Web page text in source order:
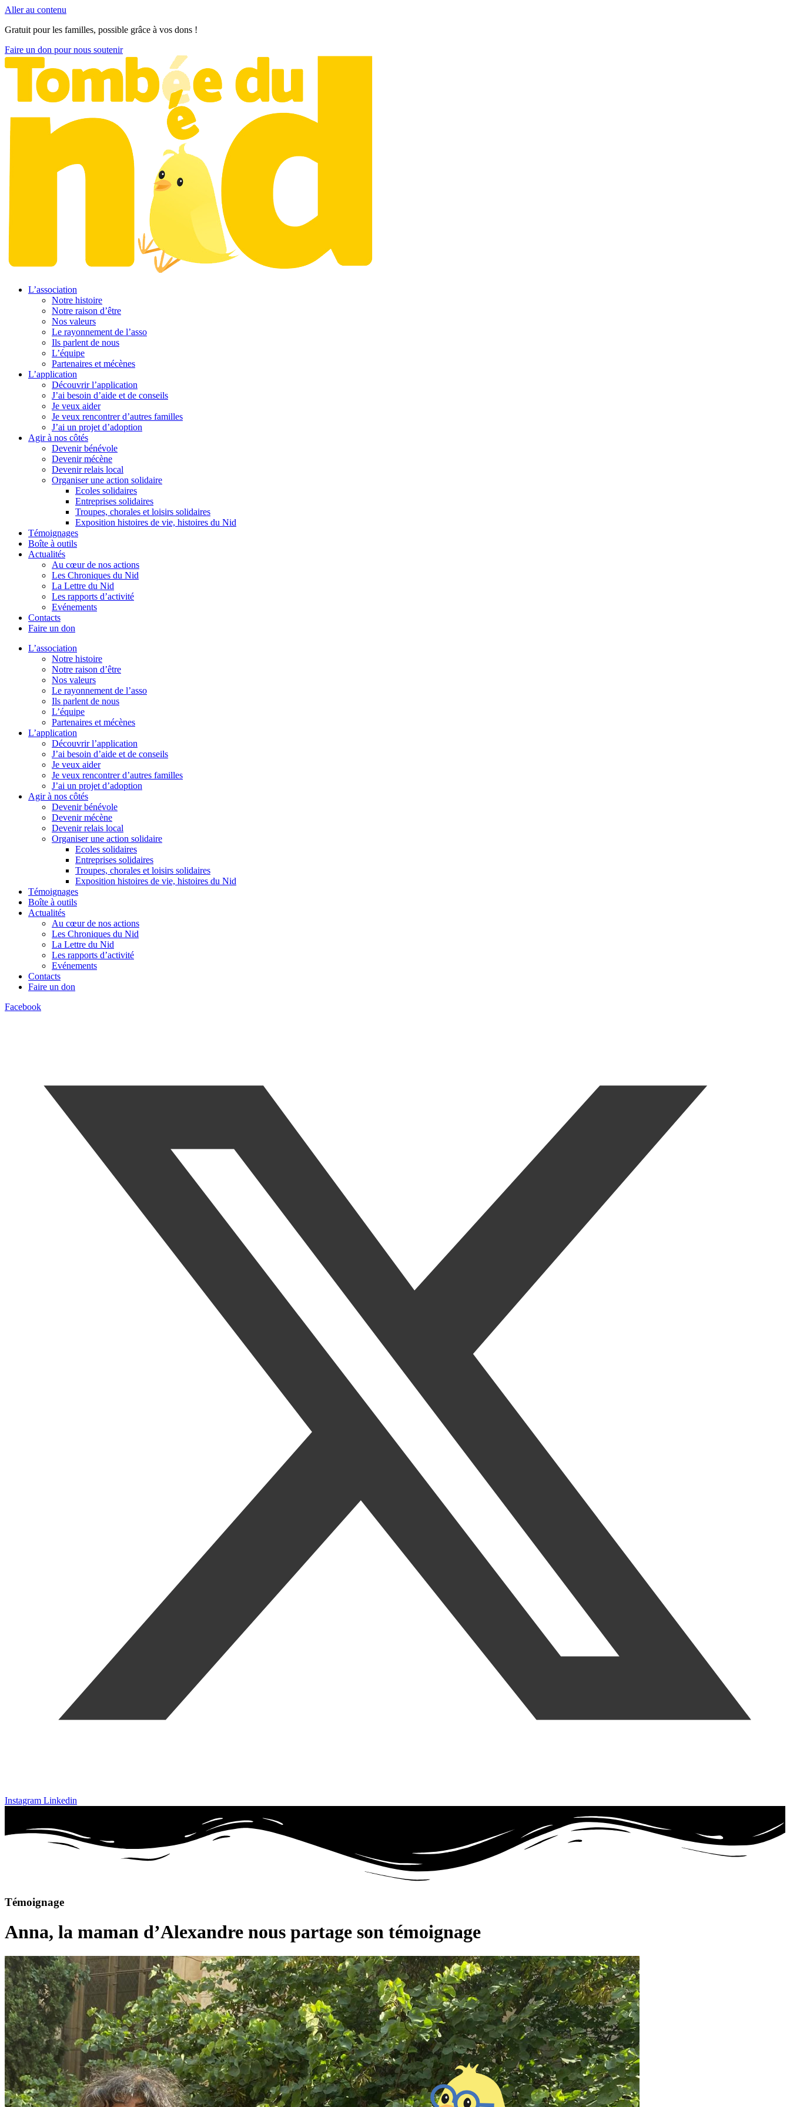
Aller au contenu
Gratuit pour les familles, possible grâce à vos dons !
Faire un don pour nous soutenir
L’association
Notre histoire
Notre raison d’être
Nos valeurs
Le rayonnement de l’asso
Ils parlent de nous
L’équipe
Partenaires et mécènes
L’application
Découvrir l’application
J’ai besoin d’aide et de conseils
Je veux aider
Je veux rencontrer d’autres familles
J’ai un projet d’adoption
Agir à nos côtés
Devenir bénévole
Devenir mécène
Devenir relais local
Organiser une action solidaire
Ecoles solidaires
Entreprises solidaires
Troupes, chorales et loisirs solidaires
Exposition histoires de vie, histoires du Nid
Témoignages
Boîte à outils
Actualités
Au cœur de nos actions
Les Chroniques du Nid
La Lettre du Nid
Les rapports d’activité
Evénements
Contacts
Faire un don
L’association
Notre histoire
Notre raison d’être
Nos valeurs
Le rayonnement de l’asso
Ils parlent de nous
L’équipe
Partenaires et mécènes
L’application
Découvrir l’application
J’ai besoin d’aide et de conseils
Je veux aider
Je veux rencontrer d’autres familles
J’ai un projet d’adoption
Agir à nos côtés
Devenir bénévole
Devenir mécène
Devenir relais local
Organiser une action solidaire
Ecoles solidaires
Entreprises solidaires
Troupes, chorales et loisirs solidaires
Exposition histoires de vie, histoires du Nid
Témoignages
Boîte à outils
Actualités
Au cœur de nos actions
Les Chroniques du Nid
La Lettre du Nid
Les rapports d’activité
Evénements
Contacts
Faire un don
Facebook
Instagram Linkedin
Témoignage
Anna, la maman d’Alexandre nous partage son témoignage